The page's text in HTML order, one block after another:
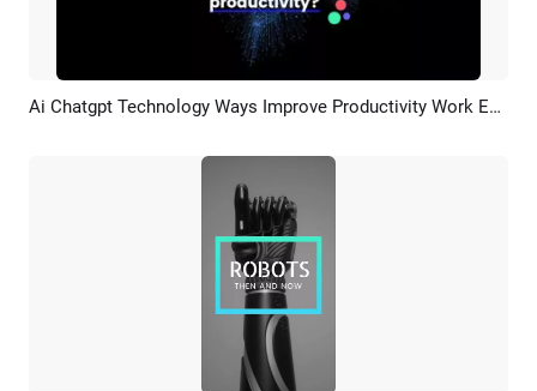
预览 AI剪同款 Ai Chatgpt Technology Ways Improve Productivity Work Efficiency